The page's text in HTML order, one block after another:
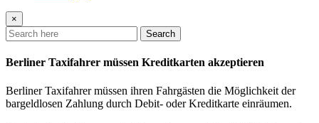
×
Search
Berliner Taxifahrer müssen Kreditkarten akzeptieren
Berliner Taxifahrer müssen ihren Fahrgästen die Möglichkeit der
bargeldlosen Zahlung durch Debit- oder Kreditkarte einräumen.